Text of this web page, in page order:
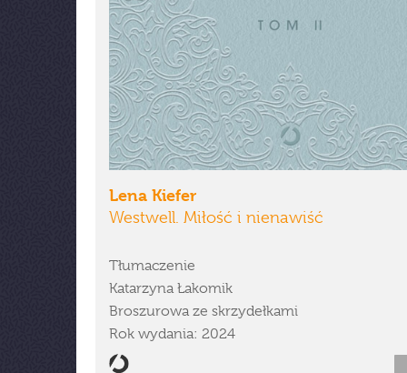
Lena Kiefer
Westwell. Miłość i nienawiść
Tłumaczenie
Katarzyna Łakomik
Broszurowa ze skrzydełkami
Rok wydania: 2024